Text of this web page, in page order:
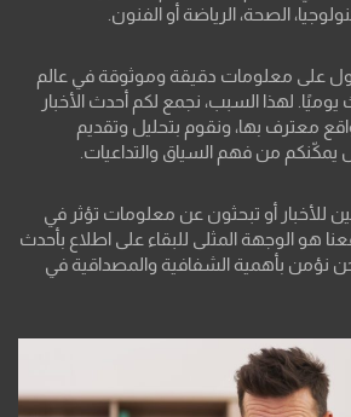
الصحة، الرياضة أو الفنون.
على معلومات دقيقة وموثوقة في عالم
يوميًا. لهذا السبب، نجمع لكم أحدث الأخبار
معترف بها، ونقوم بتحليل وتقديم
من فهم السياق والتداعيات.
للأخبار أو تبحثون عن معلومات تؤثر في
هو الوجهة المثلى للبقاء على اطلاع بأحدث
نؤمن بأهمية الشفافية والمصداقية في